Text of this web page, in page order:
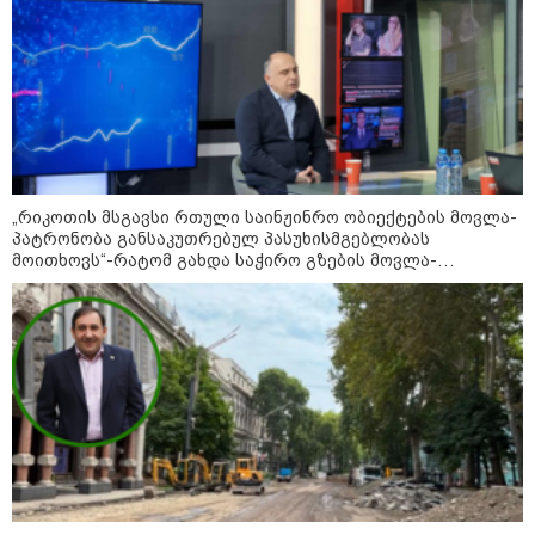
მიწოდება, რომ მასწავლებელი
სექსუალურად ავიწროებდა,
ფაქტობრივად, წაქეზება იყო" -
პროკურორი
კატეგორიის ყველა სიახლე
კატეგორიები
„რიკოთის მსგავსი რთული საინჟინრო ობიექტების მოვლა-
პატრონობა განსაკუთრებულ პასუხისმგებლობას
მოითხოვს“-რატომ გახდა საჭირო გზების მოვლა-
პატრონობისთვის სახელმწიფო კომპანიის შექმნა